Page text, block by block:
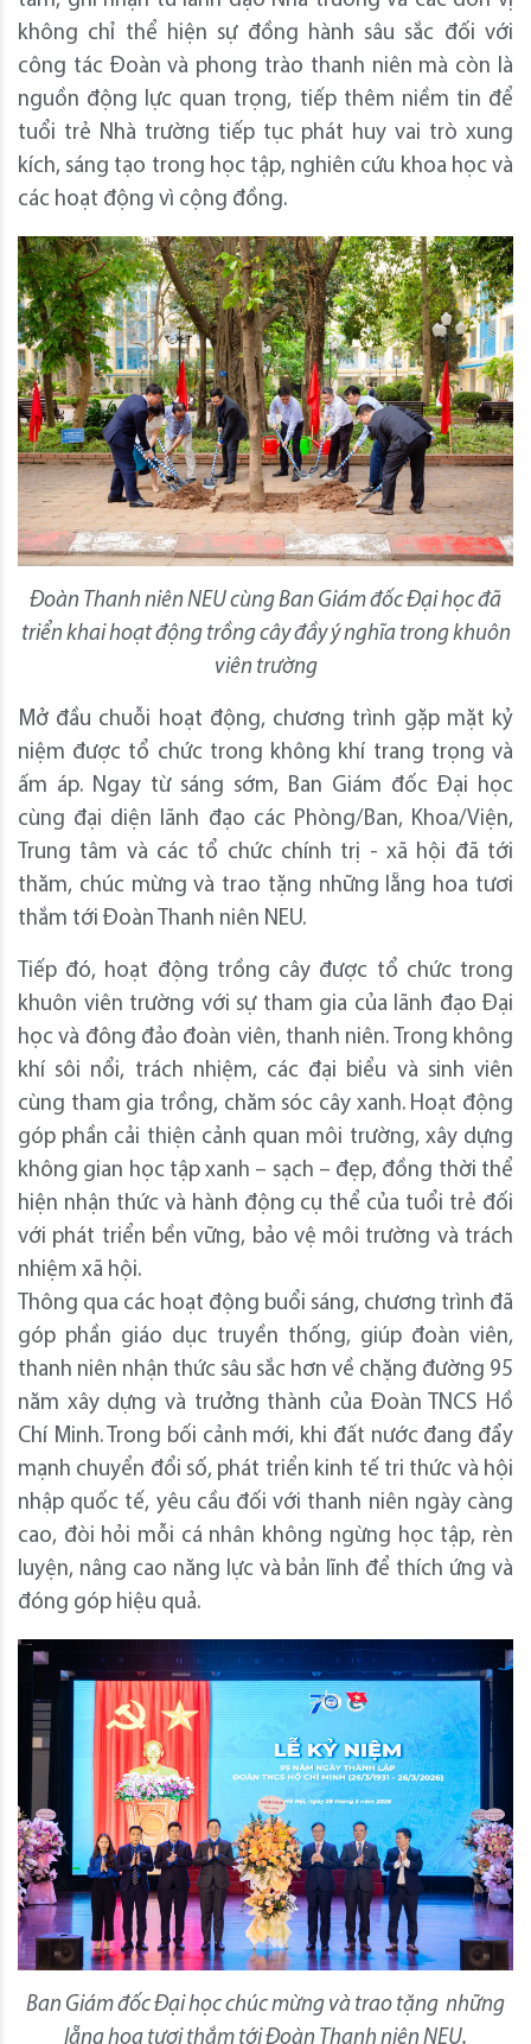
không chỉ thể hiện sự đồng hành sâu sắc đối với
công tác Đoàn và phong trào thanh niên mà còn là
nguồn động lực quan trọng, tiếp thêm niềm tin để
tuổi trẻ Nhà trường tiếp tục phát huy vai trò xung
kích, sáng tạo trong học tập, nghiên cứu khoa học và
các hoạt động vì cộng đồng.
Đoàn Thanh niên NEU cùng Ban Giám đốc Đại học đã
triển khai hoạt động trồng cây đầy ý nghĩa trong khuôn
viên trường
Mở đầu chuỗi hoạt động, chương trình gặp mặt kỷ
niệm được tổ chức trong không khí trang trọng và
ấm áp. Ngay từ sáng sớm, Ban Giám đốc Đại học
cùng đại diện lãnh đạo các Phòng/Ban, Khoa/Viện,
Trung tâm và các tổ chức chính trị - xã hội đã tới
thăm, chúc mừng và trao tặng những lẵng hoa tươi
thắm tới Đoàn Thanh niên NEU.
Tiếp đó, hoạt động trồng cây được tổ chức trong
khuôn viên trường với sự tham gia của lãnh đạo Đại
học và đông đảo đoàn viên, thanh niên. Trong không
khí sôi nổi, trách nhiệm, các đại biểu và sinh viên
cùng tham gia trồng, chăm sóc cây xanh. Hoạt động
góp phần cải thiện cảnh quan môi trường, xây dựng
không gian học tập xanh – sạch – đẹp, đồng thời thể
hiện nhận thức và hành động cụ thể của tuổi trẻ đối
với phát triển bền vững, bảo vệ môi trường và trách
nhiệm xã hội.
Thông qua các hoạt động buổi sáng, chương trình đã
góp phần giáo dục truyền thống, giúp đoàn viên,
thanh niên nhận thức sâu sắc hơn về chặng đường 95
năm xây dựng và trưởng thành của Đoàn TNCS Hồ
Chí Minh. Trong bối cảnh mới, khi đất nước đang đẩy
mạnh chuyển đổi số, phát triển kinh tế tri thức và hội
nhập quốc tế, yêu cầu đối với thanh niên ngày càng
cao, đòi hỏi mỗi cá nhân không ngừng học tập, rèn
luyện, nâng cao năng lực và bản lĩnh để thích ứng và
đóng góp hiệu quả.
Ban Giám đốc Đại học chúc mừng và trao tặng những
lẵng hoa tươi thắm tới Đoàn Thanh niên NEU.